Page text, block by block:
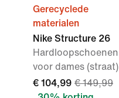
Gerecyclede
materialen
Nike Structure 26
Hardloopschoenen
voor dames (straat)
€ 104,99 € 149,99